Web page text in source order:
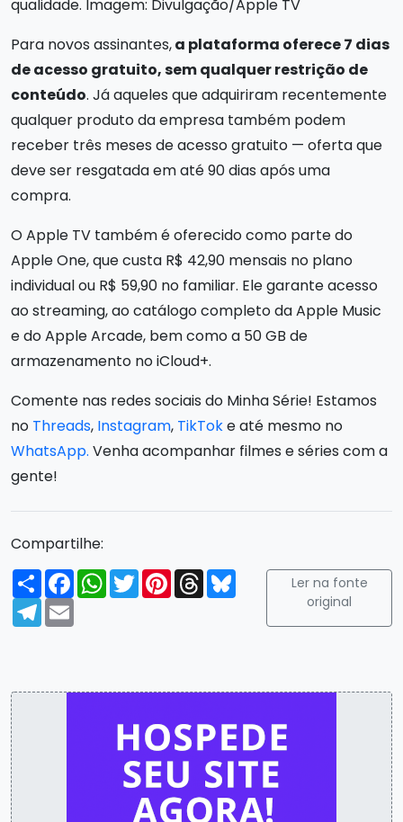
qualidade. Imagem: Divulgação/Apple TV
Para novos assinantes,a plataforma oferece 7 dias
de acesso gratuito, sem qualquer restrição de
conteúdo. Já aqueles que adquiriram recentemente
qualquer produto da empresa também podem
receber três meses de acesso gratuito — oferta que
deve ser resgatada em até 90 dias após uma
compra.
O Apple TV também é oferecido como parte do
Apple One, que custa R$ 42,90 mensais no plano
individual ou R$ 59,90 no familiar. Ele garante acesso
ao streaming, ao catálogo completo da Apple Music
e do Apple Arcade, bem como a 50 GB de
armazenamento no iCloud+.
Comente nas redes sociais do Minha Série! Estamos
no Threads, Instagram, TikToke até mesmo no
WhatsApp. Venha acompanhar filmes e séries com a
gente!
Compartilhe:
Compartilhar
FacebookWhatsApp
TwitterPinterest
ThreadsBluesky
Telegram
Email
Ler na fonte
original